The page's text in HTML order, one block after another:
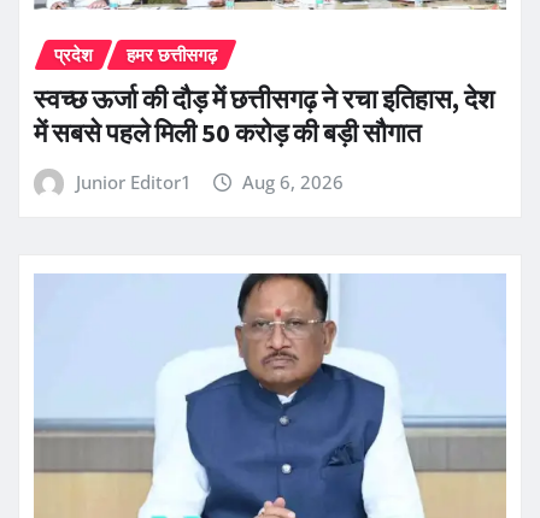
प्रदेश हमर छत्तीसगढ़
स्वच्छ ऊर्जा की दौड़ में छत्तीसगढ़ ने रचा इतिहास, देश
में सबसे पहले मिली 50 करोड़ की बड़ी सौगात
Junior Editor1 Aug 6, 2026